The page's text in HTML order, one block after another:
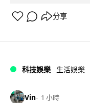
分享
科技娛樂 生活娛樂
Vin 1 小時